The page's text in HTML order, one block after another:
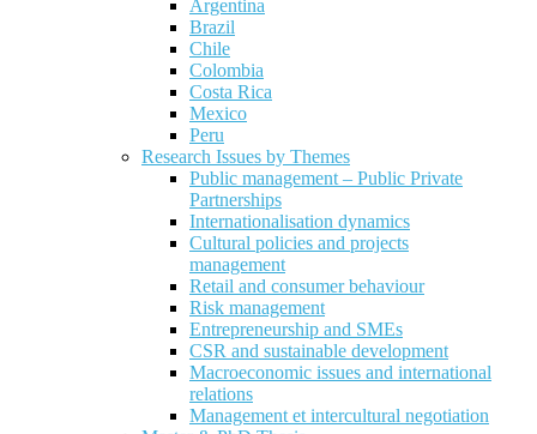
Argentina
Brazil
Chile
Colombia
Costa Rica
Mexico
Peru
Research Issues by Themes
Public management – Public Private
Partnerships
Internationalisation dynamics
Cultural policies and projects
management
Retail and consumer behaviour
Risk management
Entrepreneurship and SMEs
CSR and sustainable development
Macroeconomic issues and international
relations
Management et intercultural negotiation